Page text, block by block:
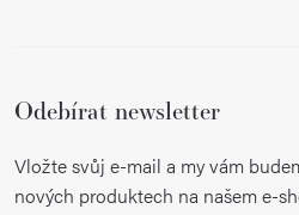
Odebírat newsletter
Vložte svůj e-mail a my vám
nových produktech na našem e-